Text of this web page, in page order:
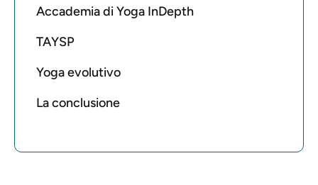
Accademia di Yoga InDepth
TAYSP
Yoga evolutivo
La conclusione